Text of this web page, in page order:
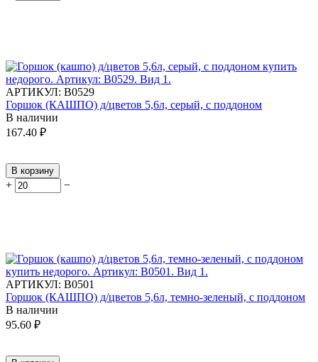
АРТИКУЛ: В0529
Горшок (КАШПО) д/цветов 5,6л, серый, с поддоном
В наличии
167.40 ₽
В корзину
+ −
АРТИКУЛ: В0501
Горшок (КАШПО) д/цветов 5,6л, темно-зеленый, с поддоном
В наличии
95.60 ₽